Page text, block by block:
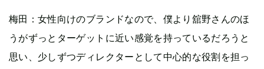
梅田：女性向けのブランドなので、僕より舘野さんのほ
うがずっとターゲットに近い感覚を持っているだろうと
思い、少しずつディレクターとして中心的な役割を担っ